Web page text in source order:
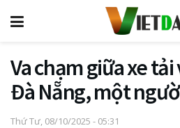
Va chạm giữa xe tải
Đà Nẵng, một
Thứ Tư, 08/10/2025 - 05:31